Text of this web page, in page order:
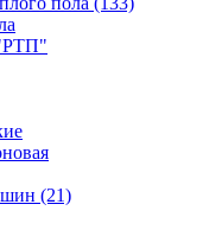
(21)